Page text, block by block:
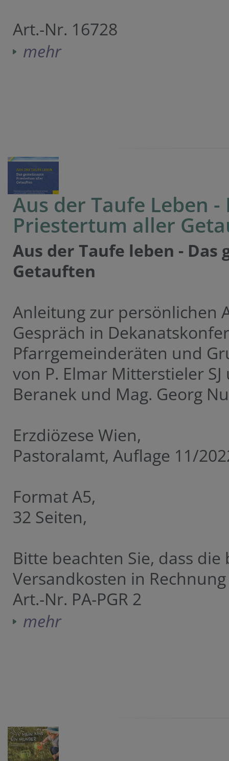
Art.-Nr. 16728
mehr
Aus der Taufe Leben
Priestertum aller
Aus der Taufe leben -
Getauften
Anleitung zur persönlichen
Gespräch in
Pfarrgemeinderäten und
von P. Elmar Mitterstieler
Beranek und Mag. Georg
Erzdiözese Wien,
Pastoralamt, Auflage 11/
Format A5,
32 Seiten,
Bitte beachten Sie, dass
Versandkosten in
Art.-Nr. PA-PGR 2
mehr